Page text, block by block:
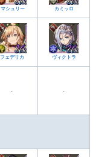
マシュリー カミッロ
フェデリカ ヴィクトラ
- -